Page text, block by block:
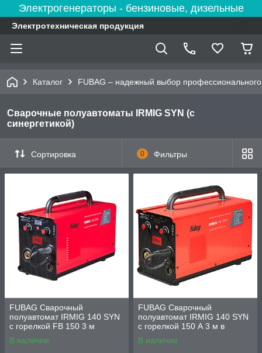
Электрогенераторы - бензиновые, дизельные
Электротехническая продукция
Каталог FUBAG – надежный выбор
Сварочные полуавтоматы IRMIG SYN (с
синергетикой)
Сортировка 0 Фильтры
FUBAG Сварочный
полуавтомат IRMIG 140 SYN
с горелкой FB 150 3 м
В наличии
FUBAG Сварочный
полуавтомат IRMIG 140 SYN
с горелкой 150 А 3 м в
комплекте
В наличии